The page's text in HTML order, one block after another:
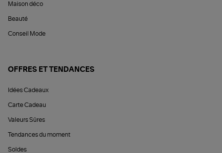
Maison déco
Beauté
Conseil Mode
OFFRES ET TENDANCES
Idées Cadeaux
Carte Cadeau
Valeurs Sûres
Tendances du moment
Soldes